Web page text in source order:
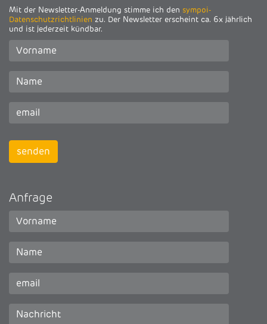
Mit der Newsletter-Anmeldung stimme ich den sympoi-
Datenschutzrichtlinien zu. Der Newsletter erscheint ca. 6x jährlich
und ist jederzeit kündbar.
Anfrage